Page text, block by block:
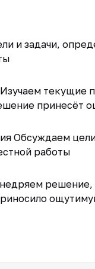
и задачи,
текущие
принесёт
Обсуждаем
работы